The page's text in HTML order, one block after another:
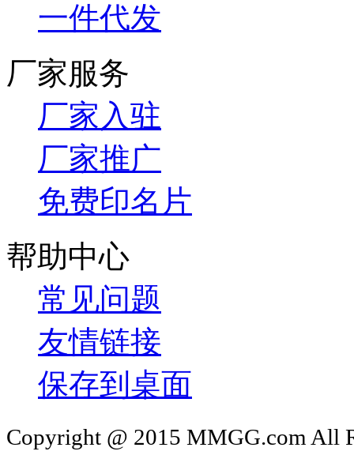
一件代发
厂家服务
厂家入驻
厂家推广
免费印名片
帮助中心
常见问题
友情链接
保存到桌面
Copyright @ 2015 MMGG.com All